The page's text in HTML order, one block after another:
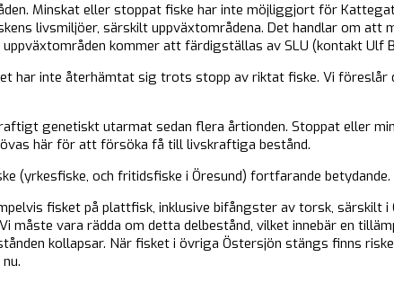
Minskat eller stoppat fiske har inte möjliggjort för
livsmiljöer, särskilt uppväxtområdena. Det handlar om att
kommer att färdigställas av SLU (kontakt Ulf
har inte återhämtat sig trots stopp av riktat fiske. Vi
genetiskt utarmat sedan flera årtionden. Stoppat eller
här för att försöka få till livskraftiga bestånd.
(yrkesfiske, och fritidsfiske i Öresund) fortfarande betydande.
fisket på plattfisk, inklusive bifångster av torsk, särskilt
måste vara rädda om detta delbestånd, vilket innebär en
kollapsar. När fisket i övriga Östersjön stängs finns